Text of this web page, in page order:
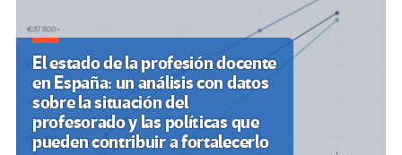
El estado de la profesión docente
en España: un análisis con datos
sobre la situación del
profesorado y las políticas que
pueden contribuir a fortalecerlo